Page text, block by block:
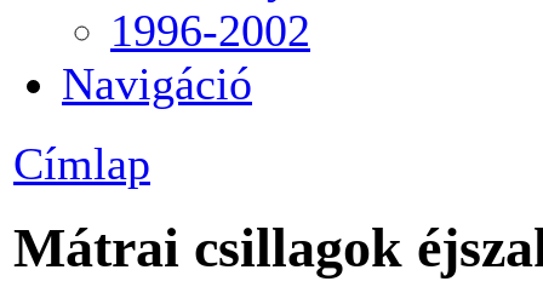
1996-2002
Navigáció
Címlap
Mátrai csillagok